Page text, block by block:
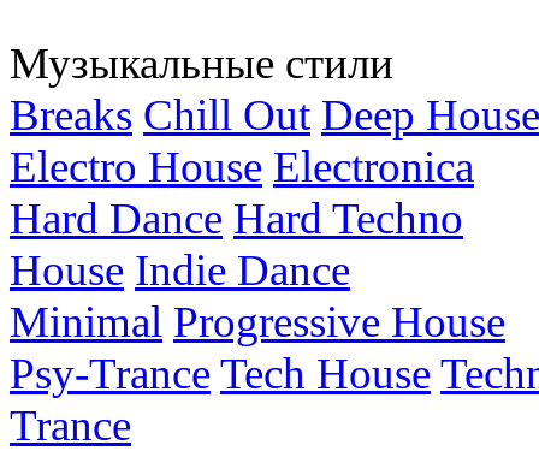
Музыкальные стили
Breaks Chill Out Deep House
Electro House Electronica
Hard Dance Hard Techno
House Indie Dance
Minimal Progressive House
Psy-TranceTech House
Trance